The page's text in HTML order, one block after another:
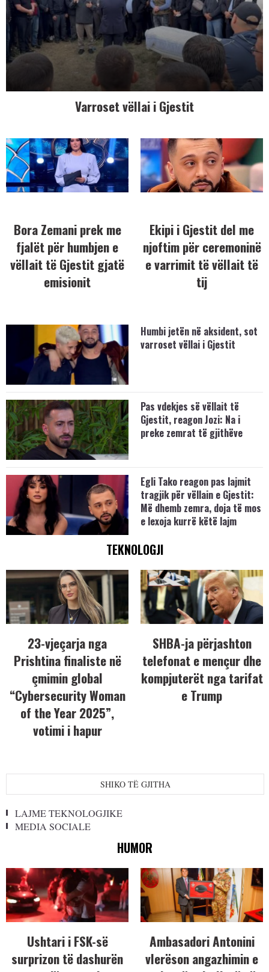
Varroset vëllai i Gjestit
Bora Zemani prek me
fjalët për humbjen e
vëllait të Gjestit gjatë
emisionit
Ekipi i Gjestit del me
njoftim për ceremoninë
e varrimit të vëllait të
tij
Humbi jetën në aksident, sot
varroset vëllai i Gjestit
Pas vdekjes së vëllait të
Gjestit, reagon Jozi: Na i
preke zemrat të gjithëve
Egli Tako reagon pas lajmit
tragjik për vëllain e Gjestit:
Më dhemb zemra, doja të mos
e lexoja kurrë këtë lajm
TEKNOLOGJI
23-vjeçarja nga
Prishtina finaliste në
çmimin global
“Cybersecurity Woman
of the Year 2025”,
votimi i hapur
SHBA-ja përjashton
telefonat e mençur dhe
kompjuterët nga tarifat
e Trump
SHIKO TË GJITHA
LAJME TEKNOLOGJIKE
MEDIA SOCIALE
HUMOR
Ushtari i FSK-së
surprizon të dashurën
Ambasadori Antonini
vlerëson angazhimin e